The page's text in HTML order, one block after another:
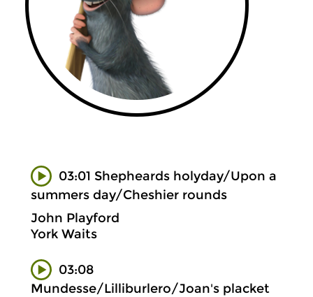
03:01 Shepheards holyday/Upon a
summers day/Cheshier rounds
John Playford
York Waits
03:08
Mundesse/Lilliburlero/Joan's placket